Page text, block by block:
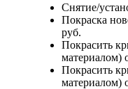
Снятие/
Покраска
руб.
Покрасить
материалом)
Покрасить
материалом)